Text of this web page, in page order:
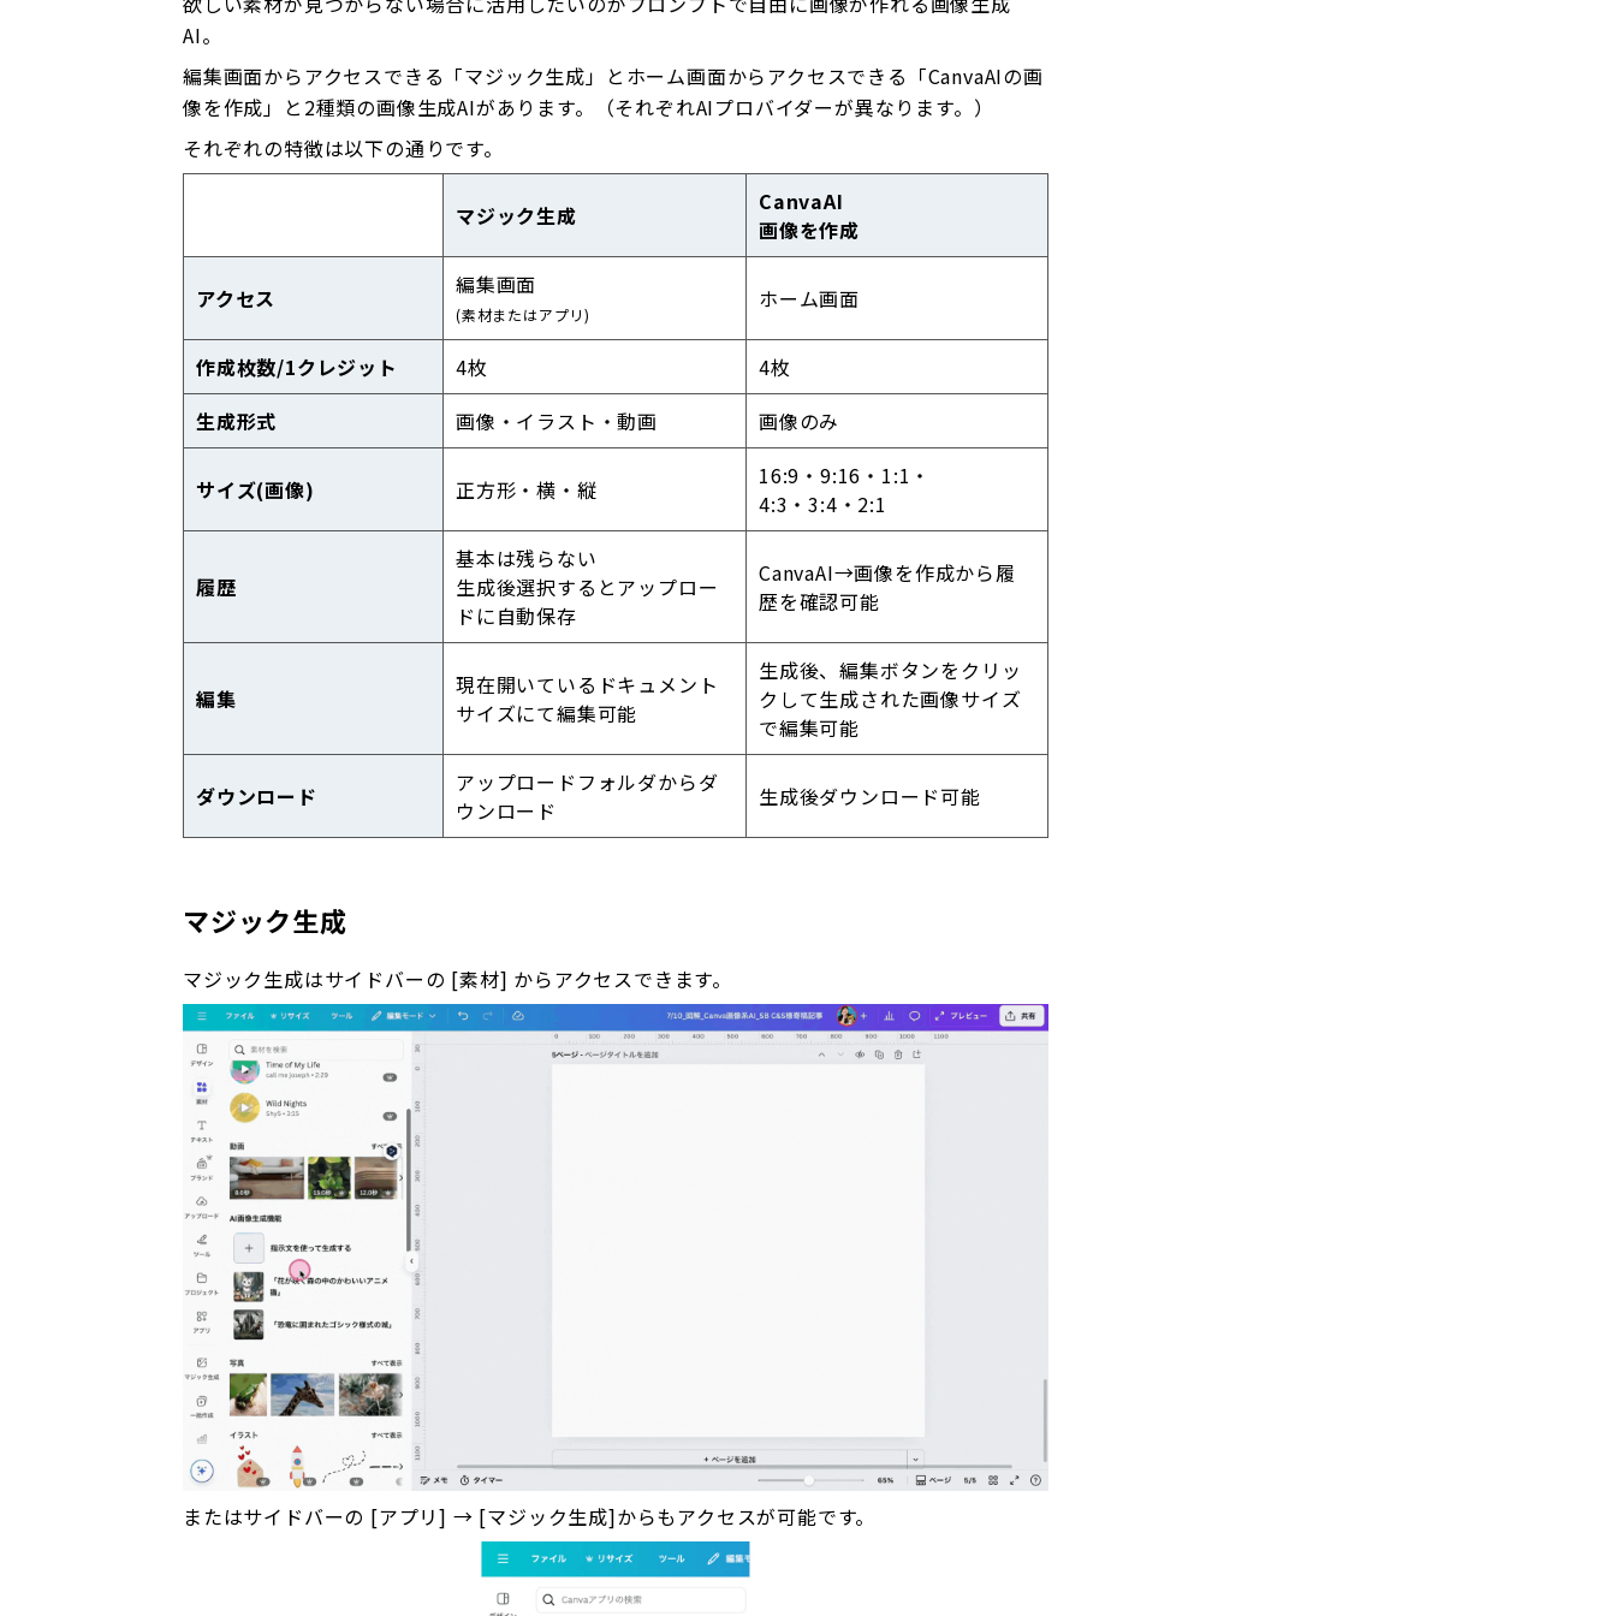
AI。
編集画面からアクセスできる「マジック生成」とホーム画面からアクセスできる「CanvaAIの画
像を作成」と2種類の画像生成AIがあります。（それぞれAIプロバイダーが異なります。）
それぞれの特徴は以下の通りです。
マジック生成
CanvaAI
画像を作成
アクセス 編集画面
(素材またはアプリ)
ホーム画面
作成枚数/1クレジット 4枚
4枚
生成形式
画像・イラスト・動画 画像のみ
サイズ(画像) 正方形・横・縦
16:9・9:16・1:1・
4:3・3:4・2:1
履歴
基本は残らない
生成後選択するとアップロー
ドに自動保存
CanvaAI→画像を作成から履
歴を確認可能
編集
現在開いているドキュメント
サイズにて編集可能
生成後、編集ボタンをクリッ
クして生成された画像サイズ
で編集可能
ダウンロード
アップロードフォルダからダ
ウンロード
生成後ダウンロード可能
マジック生成
マジック生成はサイドバーの [素材] からアクセスできます。
またはサイドバーの [アプリ] → [マジック生成]からもアクセスが可能です。